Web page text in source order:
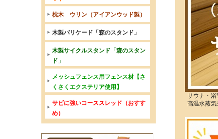
サウナ・
高温水蒸
枕木 ウリン（アイアンウッド製）
木製バリケード「森のスタンド」
木製サイクルスタンド「森のスタン
ド」
メッシュフェンス用フェンス材【さ
くさくエクステリア使用】
サビに強いコーススレッド（おすす
め）